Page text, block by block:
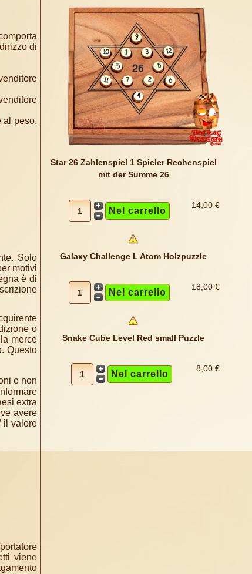
di
al peso.
Solo
motivi
è di
o
merce
Questo
e non
extra
avere
il valore
viene
Star 26 Zahlenspiel 1 Spieler Rechenspiel
mit der Summe 26
14,00 €
Galaxy Challenge L Atom Holzpuzzle
18,00 €
Snake Cube Level Red small Puzzle
8,00 €